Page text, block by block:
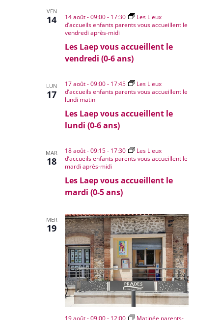
VEN
14
Les Laep vous accueillent le
vendredi (0-6 ans)
14 août - 09:00- 17:30
Les Lieux
d’accueils enfants parents vous accueillent le
vendredi après-midi
LUN
17
Les Laep vous accueillent le
lundi (0-6 ans)
17 août - 09:00- 17:45
Les Lieux
d’accueils enfants parents vous accueillent le
lundi matin
MAR
18
Les Laep vous accueillent le
mardi (0-5 ans)
18 août - 09:15- 17:30
Les Lieux
d’accueils enfants parents vous accueillent le
mardi après-midi
MER
19
19 août - 09:00- 12:00
Matinée parents-